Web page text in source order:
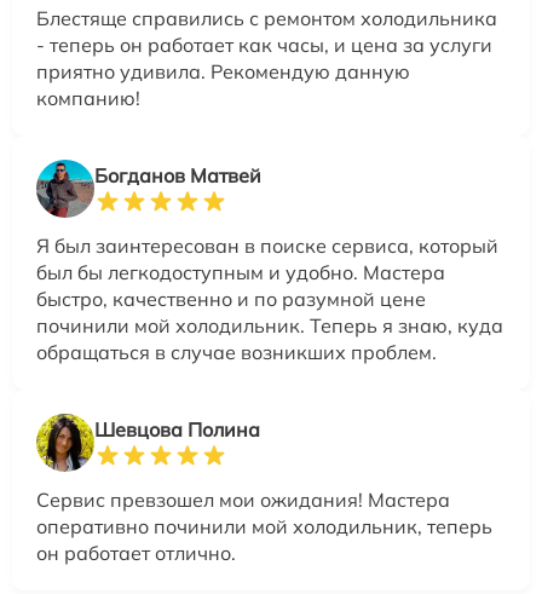
Блестяще справились с ремонтом холодильника
- теперь он работает как часы, и цена за услуги
приятно удивила. Рекомендую данную
компанию!
Богданов Матвей
Я был заинтересован в поиске сервиса, который
был бы легкодоступным и удобно. Мастера
быстро, качественно и по разумной цене
починили мой холодильник. Теперь я знаю, куда
обращаться в случае возникших проблем.
Шевцова Полина
Сервис превзошел мои ожидания! Мастера
оперативно починили мой холодильник, теперь
он работает отлично.